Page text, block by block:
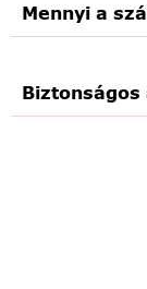
Mennyi a